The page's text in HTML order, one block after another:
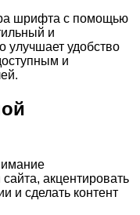
шрифта с помощью
и
улучшает удобство
и
акцентировать
и сделать контент